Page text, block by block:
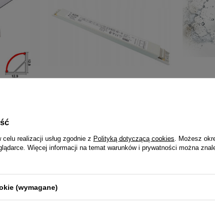
LED
NAJCZĘŚCIEJ KUPOWANE RAZEM
realizacji usług zgodnie z Polityką dotyczącą cookies . Możesz
Więcej informacji na temat warunków i prywatności można
(wymagane)